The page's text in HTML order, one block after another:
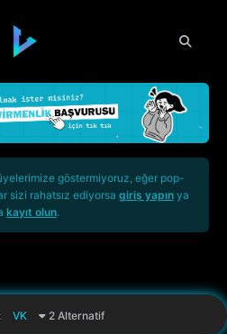
üyelerimize göstermiyoruz, eğer pop-
sizi rahatsız ediyorsa giriş yapınya
kayıt olun.
VK 2 Alternatif